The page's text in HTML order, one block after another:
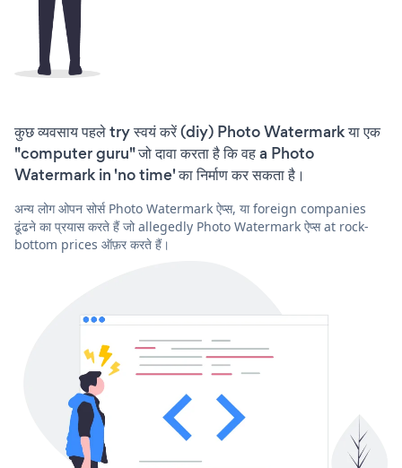
कुछ व्यवसाय पहले try स्वयं करें (diy) Photo Watermark या एक
"computer guru" जो दावा करता है कि वह a Photo
Watermark in 'no time' का निर्माण कर सकता है।
अन्य लोग ओपन सोर्स Photo Watermark ऐप्स, या foreign companies
ढूंढने का प्रयास करते हैं जो allegedly Photo Watermark ऐप्स at rock-
bottom prices ऑफ़र करते हैं।